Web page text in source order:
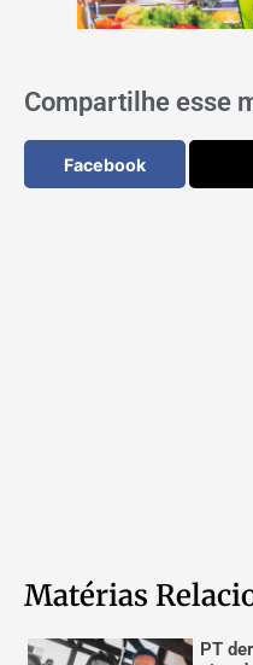
Compartilhe esse
Facebook
Matérias
PT